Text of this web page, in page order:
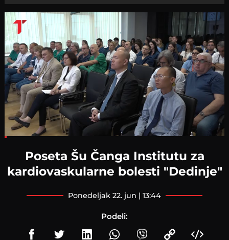
Poseta Šu Čanga Institutu za
kardiovaskularne bolesti "Dedinje"
ponedeljak 22. jun | 13:44
Podeli: